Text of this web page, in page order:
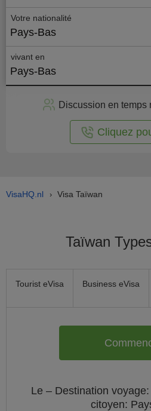
Votre nationalité
Pays-Bas
vivant en
Pays-Bas
Discussion en temps
Cliquez
VisaHQ.nl › Visa Taïwan
Taïwan
Tourist eVisa Business eVisa
Le – Destination
citoyen: